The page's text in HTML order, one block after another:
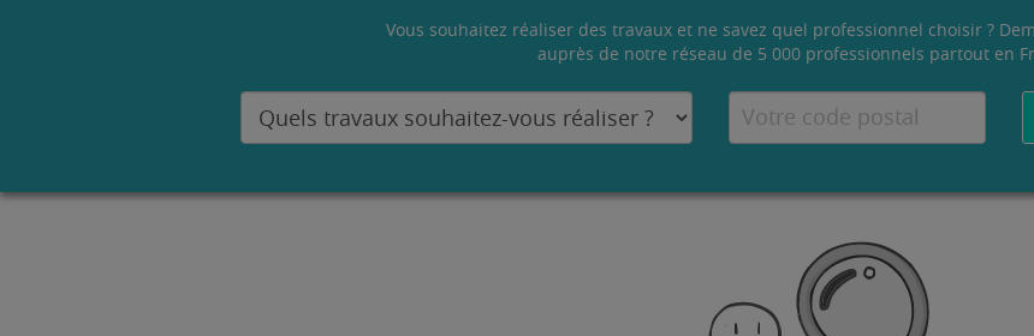
Vous souhaitez réaliser des travaux et ne savez quel professionnel choisir ?
auprès de notre réseau de 5 000 professionnels partout en